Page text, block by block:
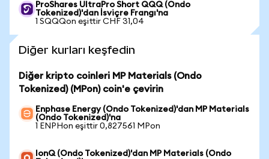
ProShares UltraPro Short QQQ (Ondo
Tokenized)'dan İsviçre Frangı'na
1 SQQQon eşittir CHF 31,04
Diğer kurları keşfedin
Diğer kripto coinleri MP Materials (Ondo
Tokenized) (MPon) coin'e çevirin
Enphase Energy (Ondo Tokenized)'dan MP Materials
(Ondo Tokenized)'na
1 ENPHon eşittir 0,827561 MPon
IonQ (Ondo Tokenized)'dan MP Materials (Ondo